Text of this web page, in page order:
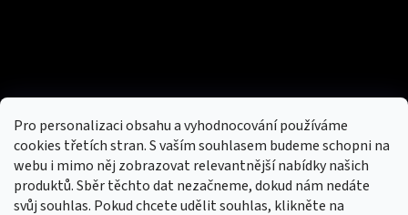
Pro personalizaci obsahu a vyhodnocování používáme
cookies třetích stran. S vaším souhlasem budeme schopni na
webu i mimo něj zobrazovat relevantnější nabídky našich
produktů. Sběr těchto dat nezačneme, dokud nám nedáte
svůj souhlas. Pokud chcete udělit souhlas, klikněte na